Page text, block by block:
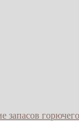
запасов горючего